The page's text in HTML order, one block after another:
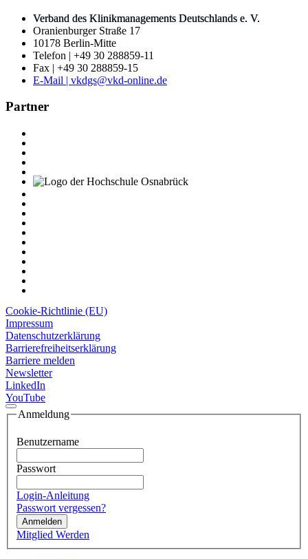
Verband des Klinikmanagements Deutschlands e. V.
Oranienburger Straße 17
10178 Berlin-Mitte
Telefon | +49 30 288859-11
Fax | +49 30 288859-15
E-Mail | vkdgs@vkd-online.de
Partner
Cookie-Richtlinie (EU)
Impressum
Datenschutzerklärung
Barrierefreiheitserklärung
Barriere melden
Newsletter
LinkedIn
YouTube
Anmeldung
Benutzername
Passwort
Login-Anleitung
Passwort vergessen?
Anmelden
Mitglied Werden